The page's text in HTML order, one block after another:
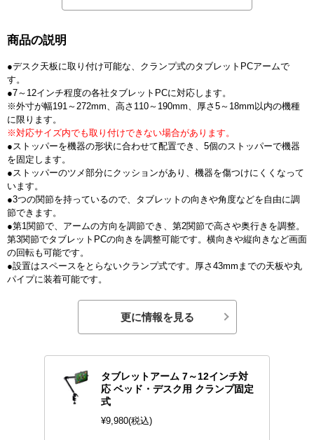
商品の説明
●デスク天板に取り付け可能な、クランプ式のタブレットPCアームで
す。
●7～12インチ程度の各社タブレットPCに対応します。
※外寸が幅191～272mm、高さ110～190mm、厚さ5～18mm以内の機種
に限ります。
※対応サイズ内でも取り付けできない場合があります。
●ストッパーを機器の形状に合わせて配置でき、5個のストッパーで機器
を固定します。
●ストッパーのツメ部分にクッションがあり、機器を傷つけにくくなって
います。
●3つの関節を持っているので、タブレットの向きや角度などを自由に調
節できます。
●第1関節で、アームの方向を調節でき、第2関節で高さや奥行きを調整。
第3関節でタブレットPCの向きを調整可能です。横向きや縦向きなど画面
の回転も可能です。
●設置はスペースをとらないクランプ式です。厚さ43mmまでの天板や丸
パイプに装着可能です。
更に情報を見る
タブレットアーム 7～12インチ対
応 ベッド・デスク用 クランプ固定
式
¥9,980(税込)